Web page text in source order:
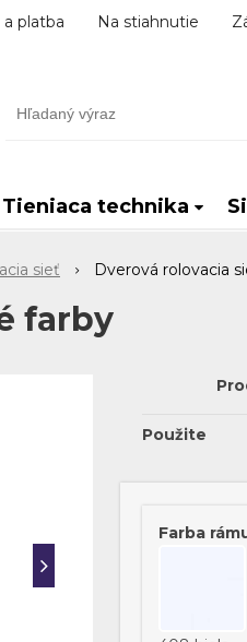
a platba Na stiahnutie
Tieniaca technika
sieť Dverová rolovacia
farby
Farba
Použite